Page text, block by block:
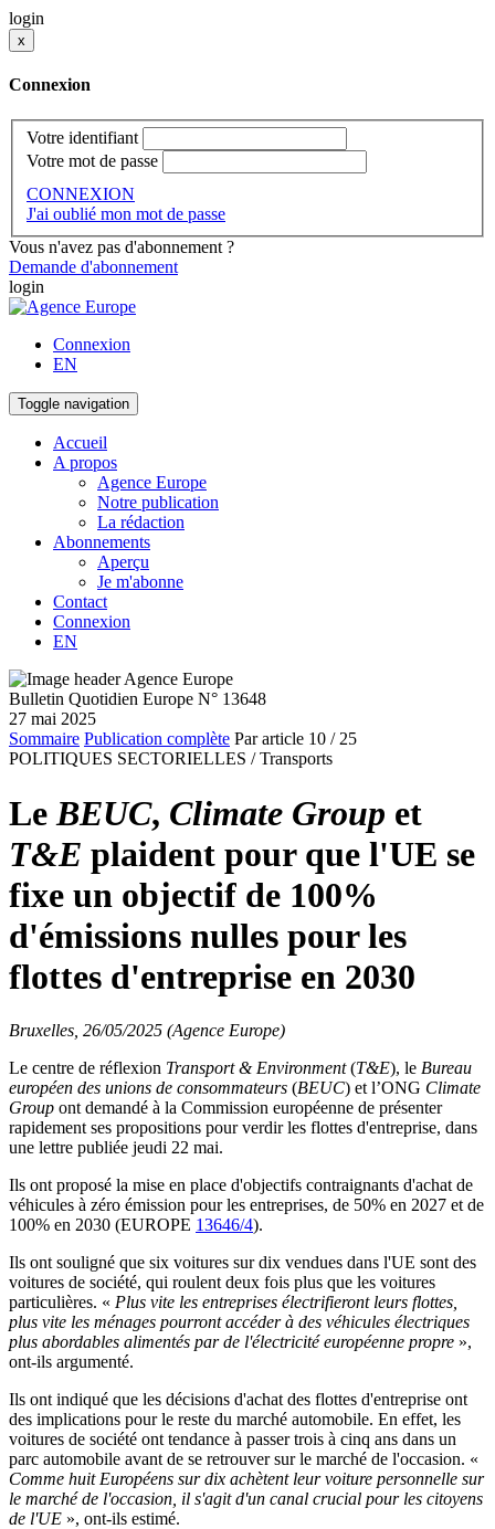
login
x
Connexion
Votre identifiant
Votre mot de passe
CONNEXION
J'ai oublié mon mot de passe
Vous n'avez pas d'abonnement ?
Demande d'abonnement
login
Connexion
EN
Toggle navigation
Accueil
A propos
Agence Europe
Notre publication
La rédaction
Abonnements
Aperçu
Je m'abonne
Contact
Connexion
EN
Bulletin Quotidien Europe N° 13648
27 mai 2025
Sommaire Publication complète Par article 10 / 25
POLITIQUES SECTORIELLES / Transports
Le BEUC, Climate Group et
T&E plaident pour que l'UE se
fixe un objectif de 100%
d'émissions nulles pour les
flottes d'entreprise en 2030
Bruxelles, 26/05/2025 (Agence Europe)
Le centre de réflexion Transport & Environment(T&E), le Bureau
européen des unions de consommateurs (BEUC) et l’ONG Climate
Group ont demandé à la Commission européenne de présenter
rapidement ses propositions pour verdir les flottes d'entreprise, dans
une lettre publiée jeudi 22 mai.
Ils ont proposé la mise en place d'objectifs contraignants d'achat de
véhicules à zéro émission pour les entreprises, de 50% en 2027 et de
100% en 2030 (EUROPE 13646/4).
Ils ont souligné que six voitures sur dix vendues dans l'UE sont des
voitures de société, qui roulent deux fois plus que les voitures
particulières. « Plus vite les entreprises électrifieront leurs flottes,
plus vite les ménages pourront accéder à des véhicules électriques
plus abordables alimentés par de l'électricité européenne propre »,
ont-ils argumenté.
Ils ont indiqué que les décisions d'achat des flottes d'entreprise ont
des implications pour le reste du marché automobile. En effet, les
voitures de société ont tendance à passer trois à cinq ans dans un
parc automobile avant de se retrouver sur le marché de l'occasion. «
Comme huit Européens sur dix achètent leur voiture personnelle sur
le marché de l'occasion, il s'agit d'un canal crucial pour les citoyens
de l'UE », ont-ils estimé.